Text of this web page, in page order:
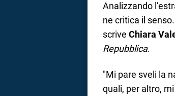
Analizzando
ne critica il
scrive Chiara
Repubblica.
"Mi pare sveli la
quali, per altro,